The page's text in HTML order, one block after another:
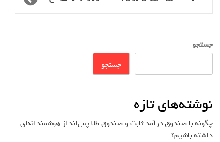
جستجو
جستجو
نوشته‌های تازه
چگونه با صندوق درآمد ثابت و صندوق طلا پس‌انداز هوشمندانه‌ای
داشته باشیم؟